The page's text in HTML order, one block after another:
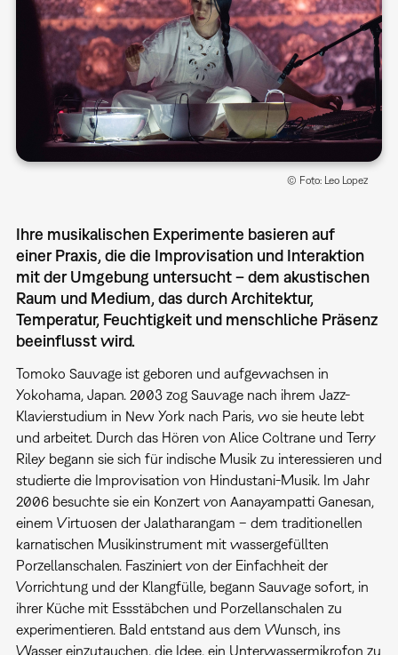
© Foto: Leo Lopez
Ihre musikalischen Experimente basieren auf
einer Praxis, die die Improvisation und Interaktion
mit der Umgebung untersucht – dem akustischen
Raum und Medium, das durch Architektur,
Temperatur, Feuchtigkeit und menschliche Präsenz
beeinflusst wird.
Tomoko Sauvage ist geboren und aufgewachsen in
Yokohama, Japan. 2003 zog Sauvage nach ihrem Jazz-
Klavierstudium in New York nach Paris, wo sie heute lebt
und arbeitet. Durch das Hören von Alice Coltrane und Terry
Riley begann sie sich für indische Musik zu interessieren und
studierte die Improvisation von Hindustani-Musik. Im Jahr
2006 besuchte sie ein Konzert von Aanayampatti Ganesan,
einem Virtuosen der Jalatharangam – dem traditionellen
karnatischen Musikinstrument mit wassergefüllten
Porzellanschalen. Fasziniert von der Einfachheit der
Vorrichtung und der Klangfülle, begann Sauvage sofort, in
ihrer Küche mit Essstäbchen und Porzellanschalen zu
experimentieren. Bald entstand aus dem Wunsch, ins
Wasser einzutauchen, die Idee, ein Unterwassermikrofon zu